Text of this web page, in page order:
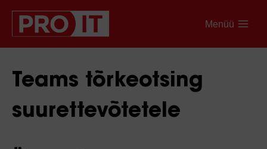
Menüü
Teams tõrkeotsing
suurettevõtetele